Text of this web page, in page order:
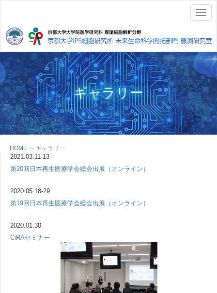
ギャラリー
HOME ＞ ギャラリー
2021.03.11-13
第20回日本再生医療学会総会出展（オンライン）
2020.05.18-29
第19回日本再生医療学会総会出展（オンライン）
2020.01.30
CiRAセミナー